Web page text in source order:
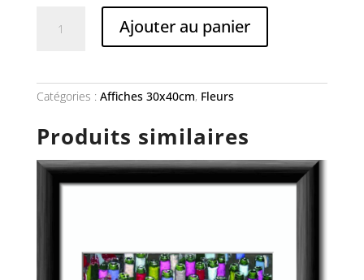
Ajouter au panier
Catégories : Affiches 30x40cm, Fleurs
Produits similaires